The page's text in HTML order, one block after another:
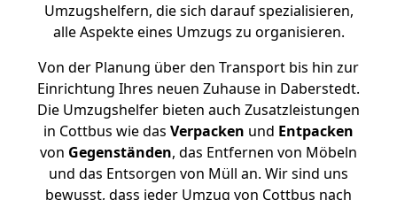
Umzugshelfern, die sich darauf spezialisieren,
alle Aspekte eines Umzugs zu organisieren.
Von der Planung über den Transport bis hin zur
Einrichtung Ihres neuen Zuhause in Daberstedt.
Die Umzugshelfer bieten auch Zusatzleistungen
in Cottbus wie das Verpacken und Entpacken
von Gegenständen, das Entfernen von Möbeln
und das Entsorgen von Müll an. Wir sind uns
bewusst, dass jeder Umzug von Cottbus nach